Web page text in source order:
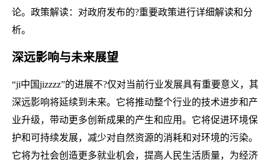
论。政策解读：对政府发布的?重要政策进行详细解读和分
析。
深远影响与未来展望
“ji中国jizzzz”的进展不?仅对当前行业发展具有重要意义，其
深远影响将延续到未来。它将推动整个行业的技术进步和产
业升级，带动更多创新成果的产生和应用。它将促进环境保
护和可持续发展，减少对自然资源的消耗和对环境的污染。
它将为社会创造更多就业机会，提高人民生活质量，为经济